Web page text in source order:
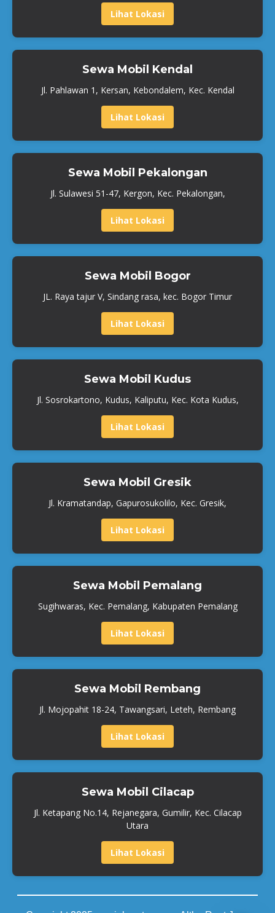
Lihat Lokasi
Sewa Mobil Kendal
Jl. Pahlawan 1, Kersan, Kebondalem, Kec. Kendal
Lihat Lokasi
Sewa Mobil Pekalongan
Jl. Sulawesi 51-47, Kergon, Kec. Pekalongan,
Lihat Lokasi
Sewa Mobil Bogor
JL. Raya tajur V, Sindang rasa, kec. Bogor Timur
Lihat Lokasi
Sewa Mobil Kudus
Jl. Sosrokartono, Kudus, Kaliputu, Kec. Kota Kudus,
Lihat Lokasi
Sewa Mobil Gresik
Jl. Kramatandap, Gapurosukolilo, Kec. Gresik,
Lihat Lokasi
Sewa Mobil Pemalang
Sugihwaras, Kec. Pemalang, Kabupaten Pemalang
Lihat Lokasi
Sewa Mobil Rembang
Jl. Mojopahit 18-24, Tawangsari, Leteh, Rembang
Lihat Lokasi
Sewa Mobil Cilacap
Jl. Ketapang No.14, Rejanegara, Gumilir, Kec. Cilacap
Utara
Lihat Lokasi